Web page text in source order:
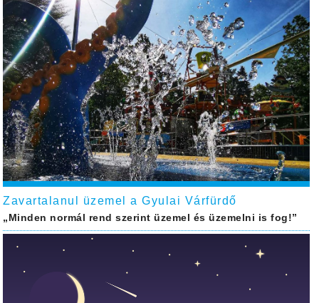
Zavartalanul üzemel a Gyulai Várfürdő
„Minden normál rend szerint üzemel és üzemelni is fog!”